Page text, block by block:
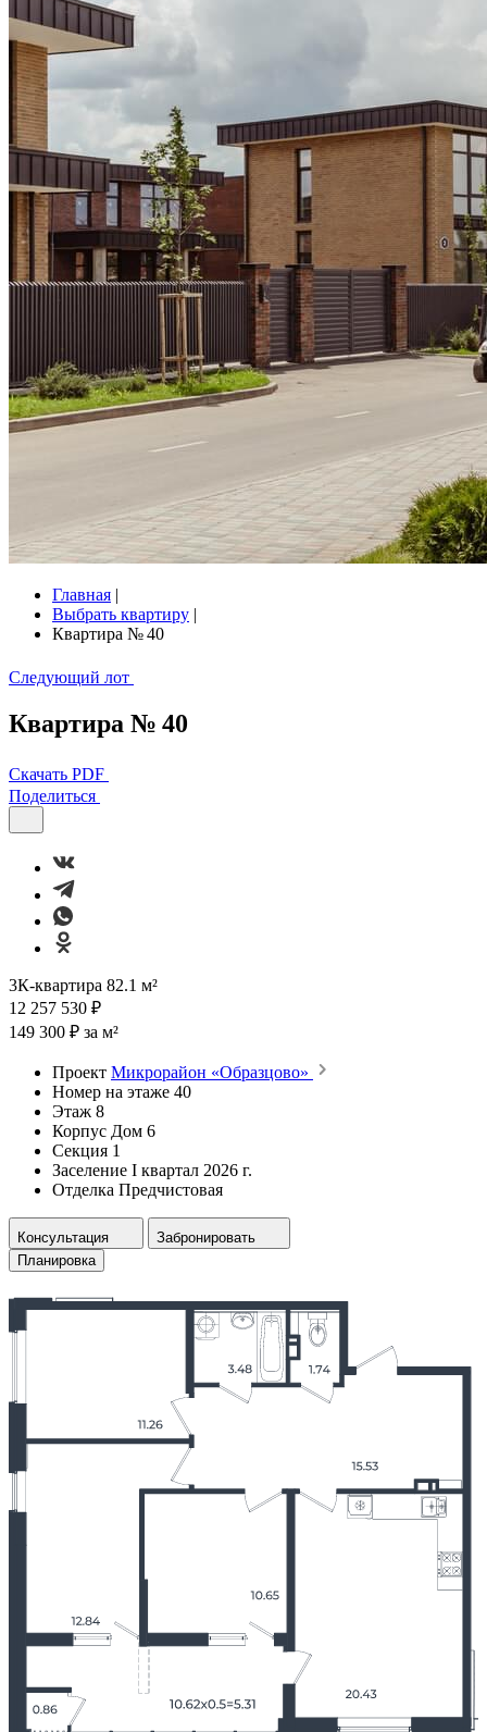
Главная |
Выбрать квартиру |
Квартира № 40
Следующий лот
Квартира № 40
Скачать PDF
Поделиться
3К-квартира 82.1 м²
12 257 530 ₽
149 300 ₽ за м²
Проект Микрорайон «Образцово»
Номер на этаже 40
Этаж 8
Корпус Дом 6
Секция 1
Заселение I квартал 2026 г.
Отделка Предчистовая
Консультация
Забронировать
Планировка